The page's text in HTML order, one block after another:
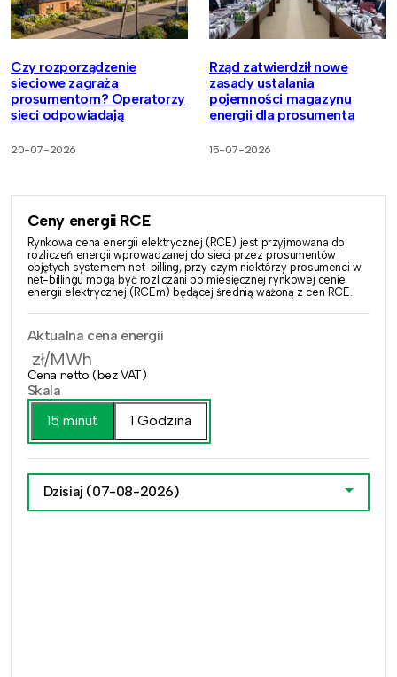
Czy rozporządzenie
sieciowe zagraża
prosumentom? Operatorzy
sieci odpowiadają
20-07-2026
Rząd zatwierdził nowe
zasady ustalania
pojemności magazynu
energii dla prosumenta
15-07-2026
Ceny energii RCE
Rynkowa cena energii elektrycznej (RCE) jest przyjmowana do
rozliczeń energii wprowadzanej do sieci przez prosumentów
objętych systemem net-billing, przy czym niektórzy prosumenci w
net-billingu mogą być rozliczani po miesięcznej rynkowej cenie
energii elektrycznej (RCEm) będącej średnią ważoną z cen RCE.
Aktualna cena energii
zł/MWh
Cena netto (bez VAT)
Skala
15 minut
1 Godzina
Dzisiaj (07-08-2026)